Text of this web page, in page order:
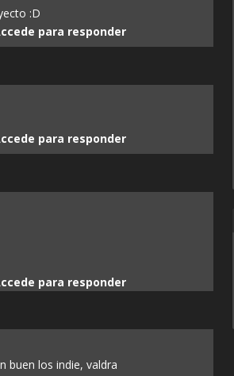
:D
para responder
para responder
para responder
buen los indie, valdra